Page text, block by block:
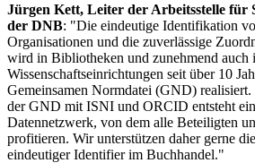
Jürgen Kett, Leiter der Arbeitsstelle für
der DNB: "Die eindeutige Identifikation
Organisationen und die zuverlässige
wird in Bibliotheken und zunehmend auch
Wissenschaftseinrichtungen seit über 10
Gemeinsamen Normdatei (GND)
der GND mit ISNI und ORCID entsteht ein
Datennetzwerk, von dem alle Beteiligten
profitieren. Wir unterstützen daher gerne
eindeutiger Identifier im Buchhandel."